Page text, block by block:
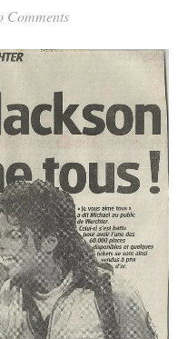
Comments